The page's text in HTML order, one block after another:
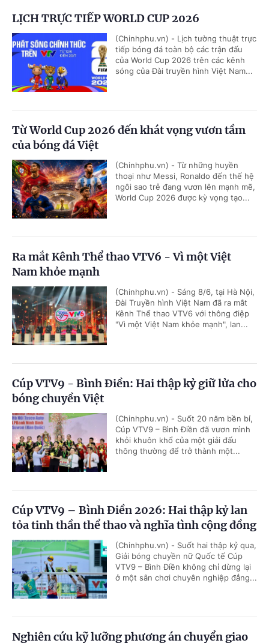
LỊCH TRỰC TIẾP WORLD CUP 2026
(Chinhphu.vn) - Lịch tường thuật trực
tiếp bóng đá toàn bộ các trận đấu
của World Cup 2026 trên các kênh
sóng của Đài truyền hình Việt Nam...
Từ World Cup 2026 đến khát vọng vươn tầm
của bóng đá Việt
(Chinhphu.vn) - Từ những huyền
thoại như Messi, Ronaldo đến thế hệ
ngôi sao trẻ đang vươn lên mạnh mẽ,
World Cup 2026 được kỳ vọng tạo...
Ra mắt Kênh Thể thao VTV6 - Vì một Việt
Nam khỏe mạnh
(Chinhphu.vn) - Sáng 8/6, tại Hà Nội,
Đài Truyền hình Việt Nam đã ra mắt
Kênh Thể thao VTV6 với thông điệp
"Vì một Việt Nam khỏe mạnh", lan...
Cúp VTV9 - Bình Điền: Hai thập kỷ giữ lửa cho
bóng chuyền Việt
(Chinhphu.vn) - Suốt 20 năm bền bỉ,
Cúp VTV9 – Bình Điền đã vươn mình
khỏi khuôn khổ của một giải đấu
thông thường để trở thành một...
Cúp VTV9 – Bình Điền 2026: Hai thập kỷ lan
tỏa tinh thần thể thao và nghĩa tình cộng đồng
(Chinhphu.vn) - Suốt hai thập kỷ qua,
Giải bóng chuyền nữ Quốc tế Cúp
VTV9 – Bình Điền không chỉ dừng lại
ở một sân chơi chuyên nghiệp đẳng...
Nghiên cứu kỹ lưỡng phương án chuyển giao